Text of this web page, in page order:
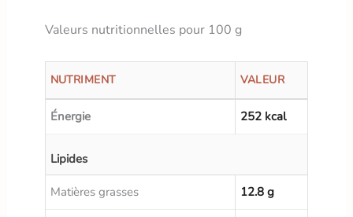
Valeurs nutritionnelles pour 100 g
NUTRIMENT VALEUR
Énergie 252 kcal
Lipides
Matières grasses 12.8 g